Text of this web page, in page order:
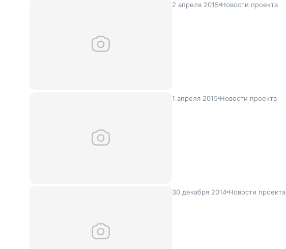
2 апреля 2015 Новости проекта
1 апреля 2015 Новости проекта
30 декабря 2014 Новости проекта